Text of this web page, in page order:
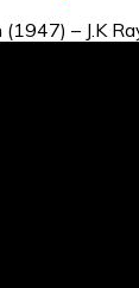
(1947) – J.K